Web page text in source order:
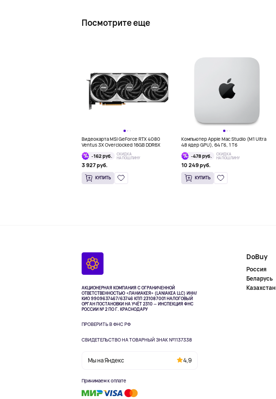
Посмотрите еще
Видеокарта MSI GeForce RTX 4080
Ventus 3X Overclocked 16GB DDR6X
-162 руб.
СКИДКА
НА ПОШЛИНУ
3 927 руб.
КУПИТЬ
Компьютер Apple Mac Studio (M1 Ultra
48 ядер GPU), 64 Гб, 1 Тб
-478 руб.
СКИДКА
НА ПОШЛИНУ
10 249 руб.
КУПИТЬ
АКЦИОНЕРНАЯ КОМПАНИЯ С ОГРАНИЧЕННОЙ
ОТВЕТСТВЕННОСТЬЮ «ЛАНИАКЕЯ» (LANIAKEA LLC) ИНН/
КИО 9909637467/63746 КПП 231087001НАЛОГОВЫЙ
ОРГАН ПОСТАНОВКИ НА УЧЁТ 2310 — ИНСПЕКЦИЯ ФНС
РОССИИ № 2 ПО Г. КРАСНОДАРУ
ПРОВЕРИТЬ В ФНС РФ
СВИДЕТЕЛЬСТВО НА ТОВАРНЫЙ ЗНАК №1137338
Мы на Яндекс 4,9
Принимаем к оплате
DoBuy
Россия
Беларусь
Казахстан